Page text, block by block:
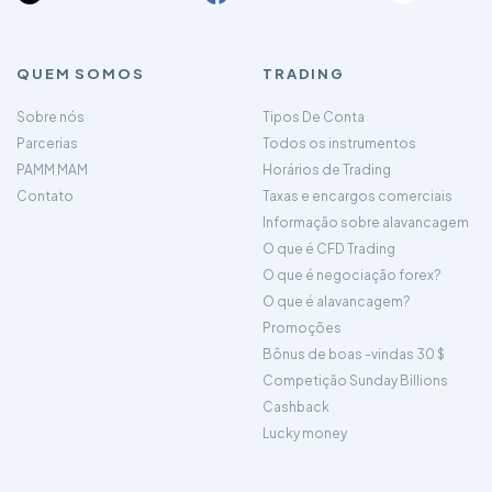
QUEM SOMOS
Sobre nós
Parcerias
PAMM MAM
Contato
TRADING
Tipos De Conta
Todos os instrumentos
Horários de Trading
Taxas e encargos comerciais
Informação sobre alavancagem
O que é CFD Trading
O que é negociação forex?
O que é alavancagem?
Promoções
Bônus de boas -vindas 30 $
Competição Sunday Billions
Cashback
Lucky money